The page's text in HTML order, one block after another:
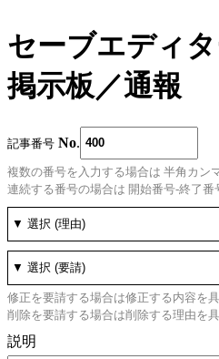
セーブエディ
掲示板／通報
記事番号 No
複数の番号を入力する場合は 半角カン
連続する番号の場合は 開始番号-終了
修正を要請する場合は修正する内容を
削除を要請する場合は削除する理由を
説明